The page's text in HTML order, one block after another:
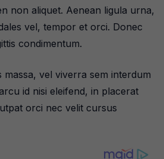
non aliquet. Aenean ligula urna,
vel, tempor et orci. Donec
condimentum.
massa, vel viverra sem interdum
id nisi eleifend, in placerat
orci nec velit cursus